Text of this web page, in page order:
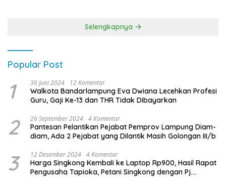
Selengkapnya
Popular Post
1 30 Juni 2024 12 Komentar
Walkota Bandarlampung Eva Dwiana Lecehkan Profesi
Guru, Gaji Ke-13 dan THR Tidak Dibayarkan
2 26 September 2024 4 Komentar
Pantesan Pelantikan Pejabat Pemprov Lampung Diam-
diam, Ada 2 Pejabat yang Dilantik Masih Golongan III/b
3 12 Desember 2024 4 Komentar
Harga Singkong Kembali ke Laptop Rp900, Hasil Rapat
Pengusaha Tapioka, Petani Singkong dengan Pj.